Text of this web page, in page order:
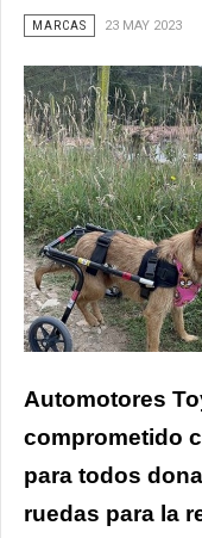
MARCAS 23 MAY 2023
Automotores
comprometido
para todos
ruedas para la